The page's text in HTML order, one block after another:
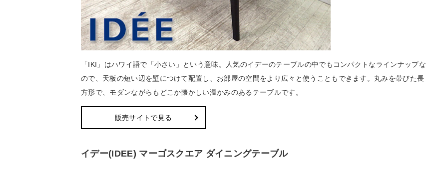
「IKI」はハワイ語で「小さい」という意味。人気のイデーのテーブルの中でもコンパクトなラインナップな
ので、天板の短い辺を壁につけて配置し、お部屋の空間をより広々と使うこともできます。丸みを帯びた長
方形で、モダンながらもどこか懐かしい温かみのあるテーブルです。
販売サイトで見る
イデー(IDEE) マーゴスクエア ダイニングテーブル